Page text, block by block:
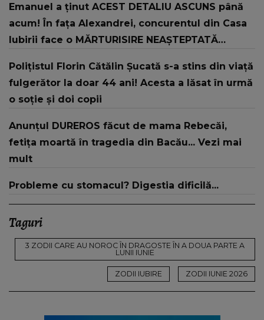
Emanuel a ținut ACEST DETALIU ASCUNS până
acum! În fața Alexandrei, concurentul din Casa
Iubirii face o MĂRTURISIRE NEAȘTEPTATĂ
te iubesc pentru că..."
Polițistul Florin Cătălin Șucată s-a stins din viață
fulgerător la doar 44 ani! Acesta a lăsat în urmă
o soție și doi copii
Anunțul DUREROS făcut de mama Rebecăi,
fetița moartă în tragedia din Bacău... Vezi mai
mult
Probleme cu stomacul? Digestia dificilă...
Taguri
3 ZODII CARE AU NOROC ÎN DRAGOSTE ÎN A DOUA PARTE A
LUNII IUNIE
ZODII IUBIRE ZODII IUNIE 2026